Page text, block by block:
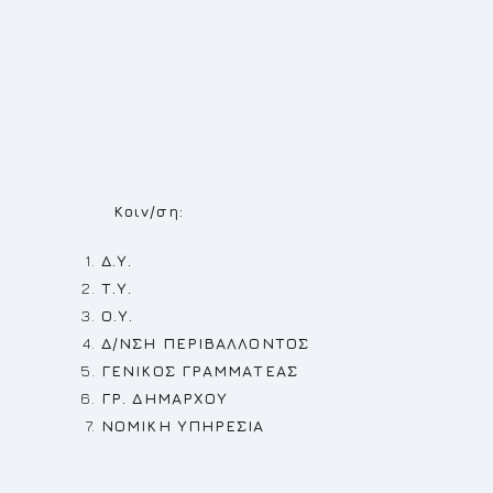
ΔΗΜΗΤΡΙΟΣ
Κοιν/ση:
Δ.Υ.
Τ.Υ.
Ο.Υ.
Δ/ΝΣΗ ΠΕΡΙΒΑΛΛΟΝΤΟΣ
ΓΕΝΙΚΟΣ ΓΡΑΜΜΑΤΕΑΣ
ΓΡ. ΔΗΜΑΡΧΟΥ
ΝΟΜΙΚΗ ΥΠΗΡΕΣΙΑ